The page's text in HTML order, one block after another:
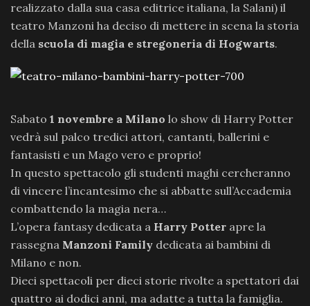
realizzato dalla sua casa editrice italiana, la Salani) il
teatro Manzoni ha deciso di mettere in scena la storia
della scuola di magia e stregoneria di Hogwarts.
Sabato 1 novembre a Milano lo show di Harry Potter
vedrà sul palco tredici attori, cantanti, ballerini e
fantasisti e un Mago vero e proprio!
In questo spettacolo gli studenti maghi cercheranno
di vincere l’incantesimo che si abbatte sull’Accademia
combattendo la magia nera…
L’opera fantasy dedicata a Harry Potter apre la
rassegna Manzoni Family dedicata ai bambini di
Milano e non.
Dieci spettacoli per dieci storie rivolte a spettatori dai
quattro ai dodici anni, ma adatte a tutta la famiglia.